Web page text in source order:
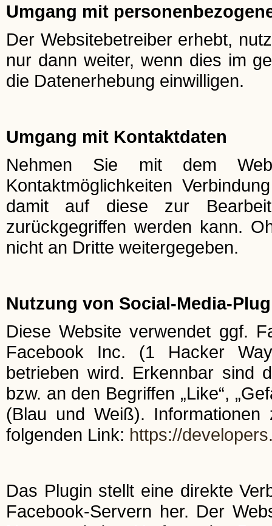
Umgang mit
Der Websitebetreiber erhebt,
nur dann weiter, wenn dies im
die Datenerhebung einwilligen.
Umgang mit Kontaktdaten
Nehmen Sie mit dem
Kontaktmöglichkeiten
damit auf diese zur
zurückgegriffen werden kann.
nicht an Dritte weitergegeben.
Nutzung von Social-Media-
Diese Website verwendet ggf.
Facebook Inc. (1 Hacker
betrieben wird. Erkennbar sind
bzw. an den Begriffen „Like“,
(Blau und Weiß).
folgenden Link: https://
Das Plugin stellt eine direkte
Facebook-Servern her. Der